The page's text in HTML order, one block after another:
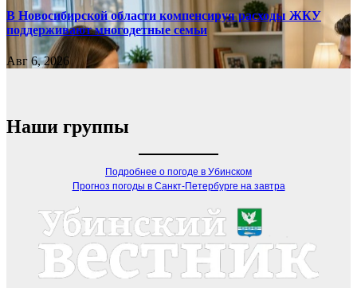
В Новосибирской области компенсируя расходы ЖКУ
поддерживают многодетные семьи
Авг 6, 2026
Наши группы
Подробнее о погоде в Убинском
Прогноз погоды в Санкт-Петербурге на завтра